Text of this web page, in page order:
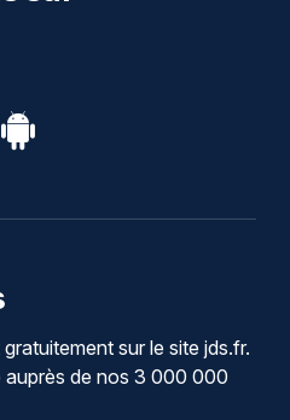
sur le site jds.fr.
de nos 3 000 000